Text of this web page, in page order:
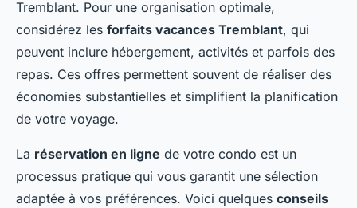
Tremblant. Pour une organisation optimale,
considérez les forfaits vacances Tremblant, qui
peuvent inclure hébergement, activités et parfois des
repas. Ces offres permettent souvent de réaliser des
économies substantielles et simplifient la planification
de votre voyage.
La réservation en ligne de votre condo est un
processus pratique qui vous garantit une sélection
adaptée à vos préférences. Voici quelques conseils